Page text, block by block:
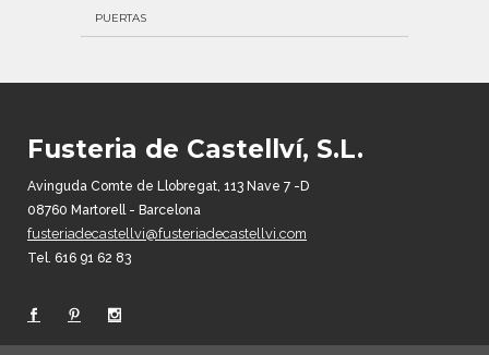
PUERTAS
Fusteria de Castellví, S.L.
Avinguda Comte de Llobregat, 113 Nave 7 -D
08760 Martorell - Barcelona
fusteriadecastellvi@fusteriadecastellvi.com
Tel. 616 91 62 83